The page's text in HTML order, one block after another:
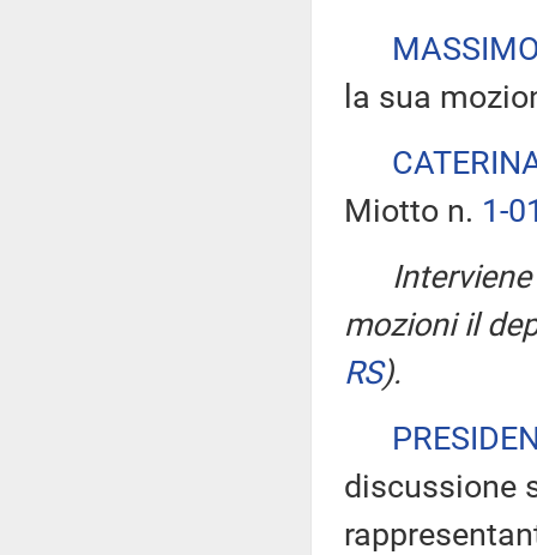
la sua
Miotto n. 1-
mozioni il
RS).
discussione